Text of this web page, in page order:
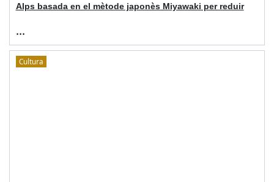
Alps basada en el mètode japonès Miyawaki per reduir
...
Cultura